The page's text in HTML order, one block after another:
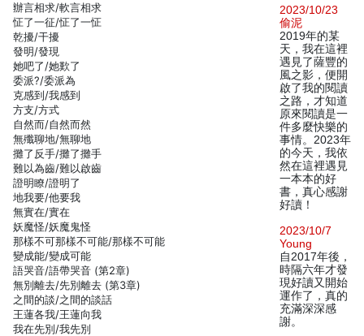
辦言相求/軟言相求
怔了一征/怔了一怔
乾擾/干擾
發明/發現
她吧了/她歎了
委派?/委派為
克感到/我感到
方支/方式
自然而/自然而然
無殲聊地/無聊地
攤了反手/攤了攤手
難以為齒/難以啟齒
證明瞭/證明了
地我要/他要我
無實在/實在
妖魔怪/妖魔鬼怪
那樣不可那樣不可能/那樣不可能
變成能/變成可能
語哭音/語帶哭音 (第2章)
無別離去/先別離去 (第3章)
之間的談/之間的談話
王蓮各我/王蓮向我
我在先別/我先別
2023/10/23
偷泥
2019年的某
天，我在這裡
遇見了薩豐的
風之影，便開
啟了我的閱讀
之路，才知道
原來閱讀是一
件多麼快樂的
事情。2023年
的今天，我依
然在這裡遇見
一本本的好
書，真心感謝
好讀！
2023/10/7
Young
自2017年後，
時隔六年才發
現好讀又開始
運作了，真的
充滿深深感
謝。